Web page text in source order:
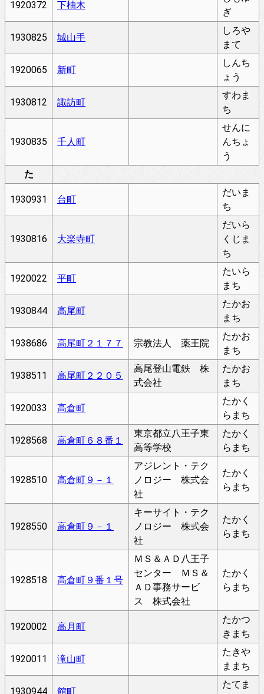
1920372 下柚木
ぎ
1930825 城山手
しろや
まて
1920065 新町
しんち
ょう
1930812 諏訪町
すわま
ち
1930835 千人町
せんに
んちょ
う
た
1930931 台町
だいま
ち
1930816 大楽寺町
だいら
くじま
ち
1920022 平町
たいら
まち
1930844 高尾町
たかお
まち
1938686 高尾町２１７７ 宗教法人 薬王院
たかお
まち
1938511 高尾町２２０５
高尾登山電鉄 株
式会社
たかお
まち
1920033 高倉町
たかく
らまち
1928568 高倉町６８番１
東京都立八王子東
高等学校
たかく
らまち
1928510 高倉町９－１
アジレント・テク
ノロジー 株式会
社
たかく
らまち
1928550 高倉町９－１
キーサイト・テク
ノロジー 株式会
社
たかく
らまち
1928518 高倉町９番１号
ＭＳ＆ＡＤ八王子
センター ＭＳ＆
ＡＤ事務サービ
ス 株式会社
たかく
らまち
1920002 高月町
たかつ
きまち
1920011 滝山町
たきや
ままち
1930944 館町
たてま